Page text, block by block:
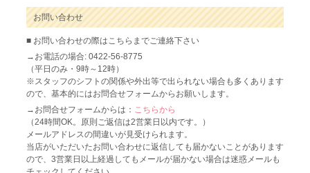
お問い合わせ
■ お問い合わせの際はこちらまでご連絡下さい
→お電話の場合: 0422-56-8775
（平日のみ・9時～12時）
※スタッフのシフトの関係や外出等で出られない場合も多くあります
ので、基本的にはお問合せフォームからお願いします。
→お問合せフォームからは： こちらから
（24時間OK。原則ご返信は2営業日以内です。）
メールアドレスの間違いが見受けられます。
当店がいただいたお問い合わせに返信しても届かないことがあります
ので、3営業日以上経過してもメールが届かない場合は迷惑メールも